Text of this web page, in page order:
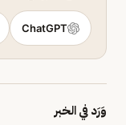
ChatGPT
وَرَد في الخبر